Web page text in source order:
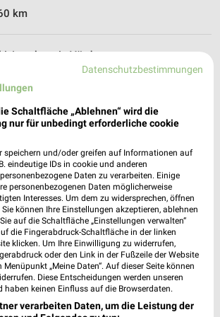
km
Angebote in Vörden
km
für Bersenbrück und
Kaufland
Datenschutzbestimmungen
Schaltfläche „Ablehnen“ wird die
nur für unbedingt erforderliche cookie
speichern und/oder greifen auf Informationen auf
eindeutige IDs in cookie und anderen
Daten zu verarbeiten. Einige
personenbezogenen Daten möglicherweise
Interesses. Um dem zu widersprechen, öffnen
Sie können Ihre Einstellungen akzeptieren, ablehnen
auf die Schaltfläche „Einstellungen verwalten“
die Fingerabdruck-Schaltfläche in der linken
klicken. Um Ihre Einwilligung zu widerrufen,
oder den Link in der Fußzeile der Website
„Meine Daten“. Auf dieser Seite können
Diese Entscheidungen werden unseren
keinen Einfluss auf die Browserdaten.
verarbeiten Daten, um die Leistung der